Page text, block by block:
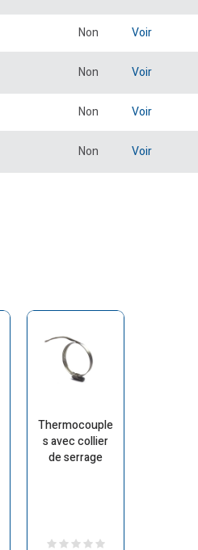
Non Voir
Non Voir
Non Voir
Non Voir
Thermocouple
s avec collier
de serrage